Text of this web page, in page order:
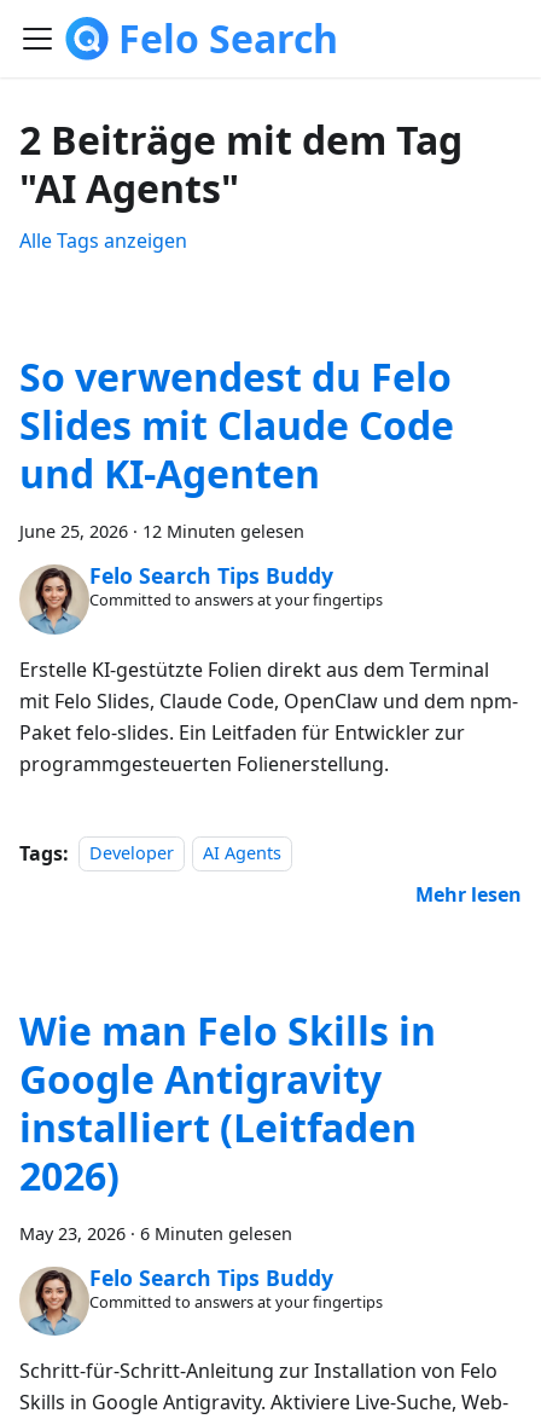
Felo Search
2 Beiträge mit dem Tag
"AI Agents"
Alle Tags anzeigen
So verwendest du Felo
Slides mit Claude Code
und KI-Agenten
June 25, 2026 · 12 Minuten gelesen
Felo Search Tips Buddy
Committed to answers at your fingertips
Erstelle KI-gestützte Folien direkt aus dem Terminal
mit Felo Slides, Claude Code, OpenClaw und dem npm-
Paket felo-slides. Ein Leitfaden für Entwickler zur
programmgesteuerten Folienerstellung.
Tags: Developer AI Agents
Mehr lesen
Wie man Felo Skills in
Google Antigravity
installiert (Leitfaden
2026)
May 23, 2026 · 6 Minuten gelesen
Felo Search Tips Buddy
Committed to answers at your fingertips
Schritt-für-Schritt-Anleitung zur Installation von Felo
Skills in Google Antigravity. Aktiviere Live-Suche, Web-